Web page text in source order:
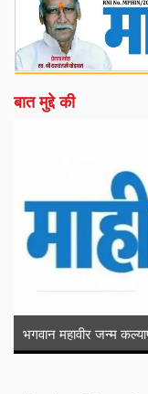
बात मुद्दे की
भगवान महावीर जन्म